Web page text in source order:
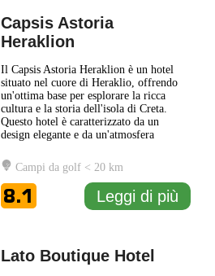
Capsis Astoria
Heraklion
Il Capsis Astoria Heraklion è un hotel
situato nel cuore di Heraklio, offrendo
un'ottima base per esplorare la ricca
cultura e la storia dell'isola di Creta.
Questo hotel è caratterizzato da un
design elegante e da un'atmosfera
piacevole e memorabile. Gli ospiti
possono beneficiare di una varietà di
servizi moderni, tra cui una piscina
all'aperto, un centro fitness... Leggi di
Campi da golf < 20 km
8.1 Leggi di più
Lato Boutique Hotel